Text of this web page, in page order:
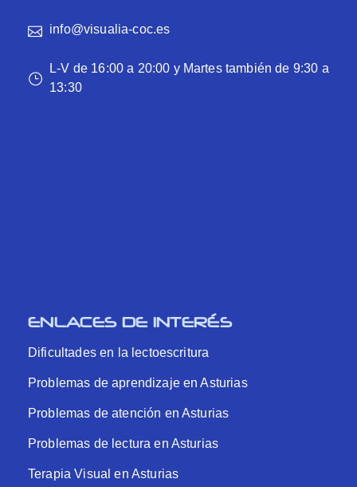
info@visualia-coc.es
L-V de 16:00 a 20:00 y Martes también de 9:30 a
13:30
ENLACES DE INTERÉS
Dificultades en la lectoescritura
Problemas de aprendizaje en Asturias
Problemas de atención en Asturias
Problemas de lectura en Asturias
Terapia Visual en Asturias